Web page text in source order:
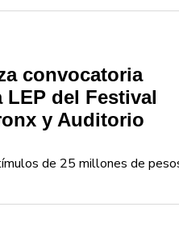
convocatoria
LEP del Festival
y Auditorio
de 25 millones de